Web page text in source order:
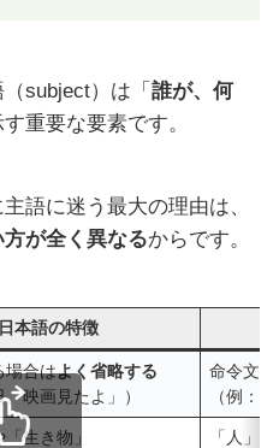
subject）は「 誰が、何
重要な要素です。
語に迷う最大の理由は、
が全く異なるからです。
日本語の特徴
場合はよく省略する
、映画見たよ」）
命令文
（例：”
生き物」 「人」